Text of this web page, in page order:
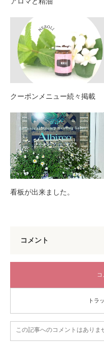
クーポンメニュー続々掲載
看板が出来ました。
コメント
トラ
この記事へのコメントはありま